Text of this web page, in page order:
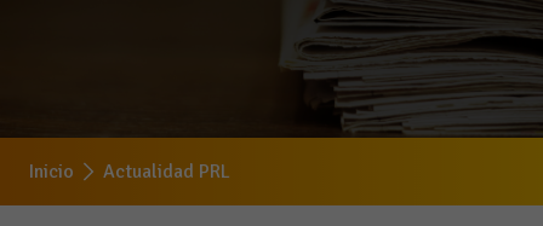
Inicio Actualidad PRL